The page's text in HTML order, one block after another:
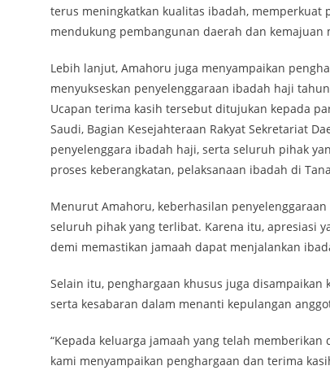
terus meningkatkan kualitas ibadah, memperkuat
mendukung pembangunan daerah dan kemajuan
Lebih lanjut, Amahoru juga menyampaikan
menyukseskan penyelenggaraan ibadah haji
Ucapan terima kasih tersebut ditujukan kepada
Saudi, Bagian Kesejahteraan Rakyat Sekretariat
penyelenggara ibadah haji, serta seluruh pihak
proses keberangkatan, pelaksanaan ibadah di
Menurut Amahoru, keberhasilan
seluruh pihak yang terlibat. Karena itu, apresiasi
demi memastikan jamaah dapat menjalankan
Selain itu, penghargaan khusus juga
serta kesabaran dalam menanti kepulangan
“Kepada keluarga jamaah yang telah
kami menyampaikan penghargaan dan terima